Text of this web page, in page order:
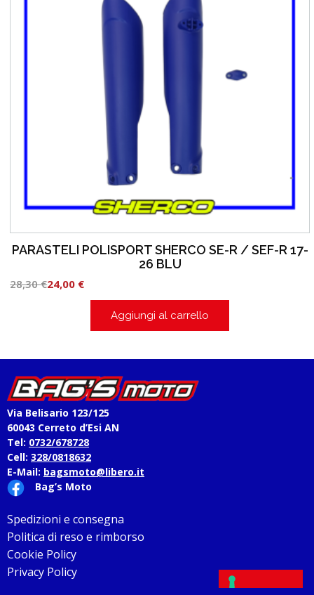
PARASTELI POLISPORT SHERCO SE-R / SEF-R 17-
26 BLU
28,30€24,00 €
Aggiungi al carrello
Via Belisario 123/125
60043 Cerreto d’Esi AN
Tel: 0732/678728
Cell: 328/0818632
E-Mail: bagsmoto@libero.it
Bag’s Moto
Spedizioni e consegna
Politica di reso e rimborso
Cookie Policy
Privacy Policy